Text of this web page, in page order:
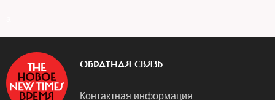
ОБРАТНАЯ СВЯЗЬ
Контактная информация